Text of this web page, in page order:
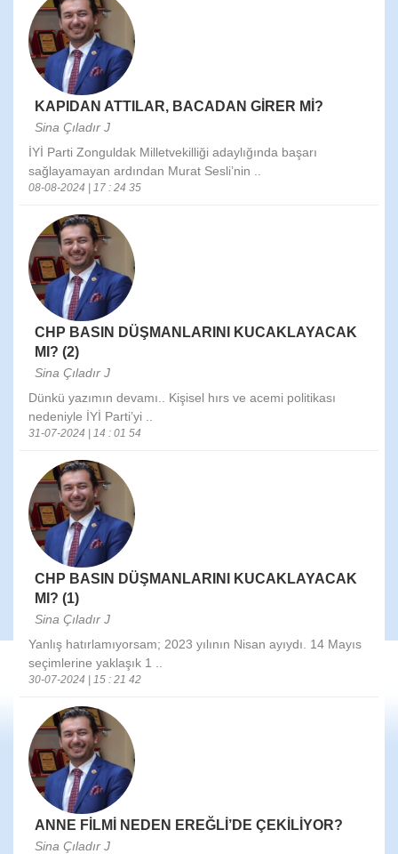
KAPIDAN ATTILAR, BACADAN GİRER Mİ?
Sina Çıladır J
İYİ Parti Zonguldak Milletvekilliği adaylığında başarı
sağlayamayan ardından Murat Sesli’nin ..
08-08-2024 | 17 : 24 35
CHP BASIN DÜŞMANLARINI KUCAKLAYACAK
MI? (2)
Sina Çıladır J
Dünkü yazımın devamı.. Kişisel hırs ve acemi politikası
nedeniyle İYİ Parti’yi ..
31-07-2024 | 14 : 01 54
CHP BASIN DÜŞMANLARINI KUCAKLAYACAK
MI? (1)
Sina Çıladır J
Yanlış hatırlamıyorsam; 2023 yılının Nisan ayıydı. 14 Mayıs
seçimlerine yaklaşık 1 ..
30-07-2024 | 15 : 21 42
ANNE FİLMİ NEDEN EREĞLİ’DE ÇEKİLİYOR?
Sina Çıladır J